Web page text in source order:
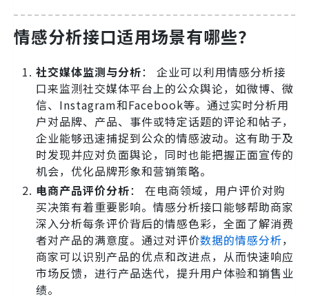
情感分析接口适用场景有哪些？
社交媒体监测与分析： 企业可以利用情感分析接
口来监测社交媒体平台上的公众舆论，如微博、微
信、Instagram和Facebook等。通过实时分析用
户对品牌、产品、事件或特定话题的评论和帖子，
企业能够迅速捕捉到公众的情感波动。这有助于及
时发现并应对负面舆论，同时也能把握正面宣传的
机会，优化品牌形象和营销策略。
电商产品评价分析： 在电商领域，用户评价对购
买决策有着重要影响。情感分析接口能够帮助商家
深入分析每条评价背后的情感色彩，全面了解消费
者对产品的满意度。通过对评价数据的情感分析，
商家可以识别产品的优点和改进点，从而快速响应
市场反馈，进行产品迭代，提升用户体验和销售业
绩。